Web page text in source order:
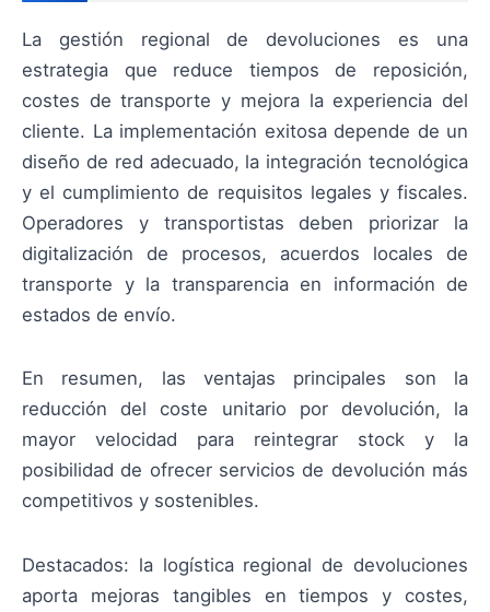
La gestión regional de devoluciones es una
estrategia que reduce tiempos de reposición,
costes de transporte y mejora la experiencia del
cliente. La implementación exitosa depende de un
diseño de red adecuado, la integración tecnológica
y el cumplimiento de requisitos legales y fiscales.
Operadores y transportistas deben priorizar la
digitalización de procesos, acuerdos locales de
transporte y la transparencia en información de
estados de envío.
En resumen, las ventajas principales son la
reducción del coste unitario por devolución, la
mayor velocidad para reintegrar stock y la
posibilidad de ofrecer servicios de devolución más
competitivos y sostenibles.
Destacados: la logística regional de devoluciones
aporta mejoras tangibles en tiempos y costes,